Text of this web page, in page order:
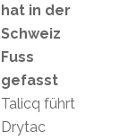
hat in der
Schweiz
Fuss
gefasst
Talicq führt
Drytac